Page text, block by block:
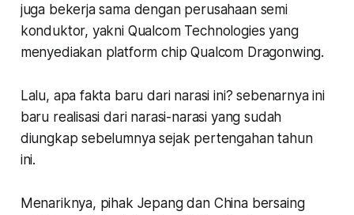
juga bekerja sama dengan perusahaan semi
konduktor, yakni Qualcom Technologies yang
menyediakan platform chip Qualcom Dragonwing.
Lalu, apa fakta baru dari narasi ini? sebenarnya ini
baru realisasi dari narasi-narasi yang sudah
diungkap sebelumnya sejak pertengahan tahun
ini.
Menariknya, pihak Jepang dan China bersaing